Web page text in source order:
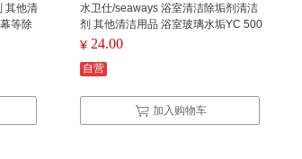
其他清
等除
水卫仕/seaways 浴室清洁除垢剂清洁
剂 其他清洁用品 浴室玻璃水垢YC 500
ml
¥ 24.00
自营
加入购物车